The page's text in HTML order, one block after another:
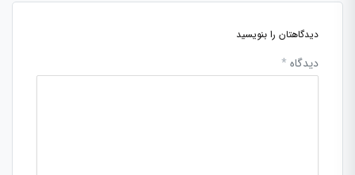
دیدگاهتان را بنویسید
دیدگاه *